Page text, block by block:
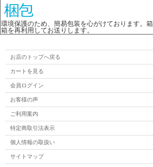
環境保護のため、簡易包装を心がけております。
箱を再利用してお送りします。
お店のトップへ戻る
カートを見る
会員ログイン
お客様の声
ご利用案内
特定商取引法表示
個人情報の取扱い
サイトマップ